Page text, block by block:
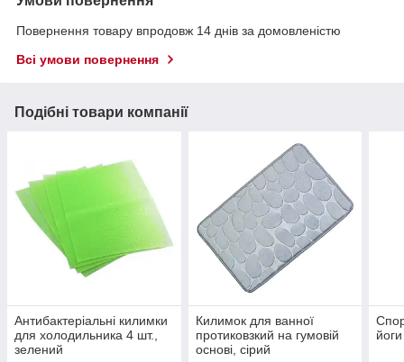
Повернення товару впродовж 14 днів за домовленістю
Всі умови повернення
Подібні товари компанії
Антибактеріальні килимки
для холодильника 4 шт.,
зелений
Килимок для ванної
протиковзкий на гумовій
основі, сірий